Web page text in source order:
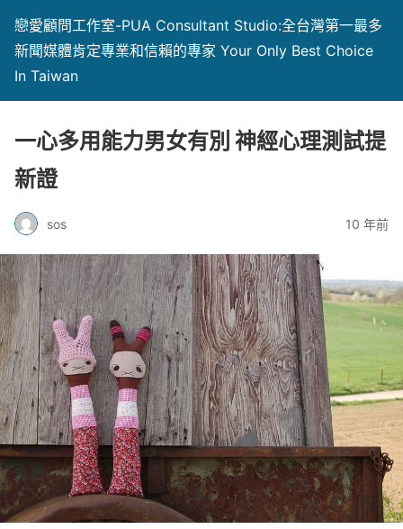
戀愛顧問工作室-PUA Consultant Studio:全台灣第一最多
新聞媒體肯定專業和信賴的專家 Your Only Best Choice
In Taiwan
一心多用能力男女有別 神經心理測試提
新證
sos 10 年前